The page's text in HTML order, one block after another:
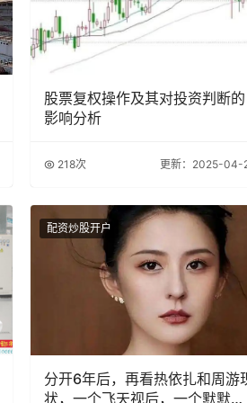
股票复权操作及其对投资判断的
影响分析
218次 更新：2025-04-
配资炒股开户
分开6年后，再看热依扎和周游
状，一个飞天视后，一个默默无